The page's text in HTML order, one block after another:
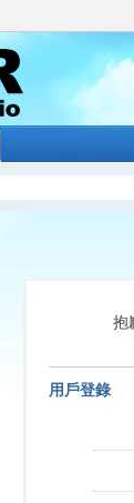
抱
用戶登錄